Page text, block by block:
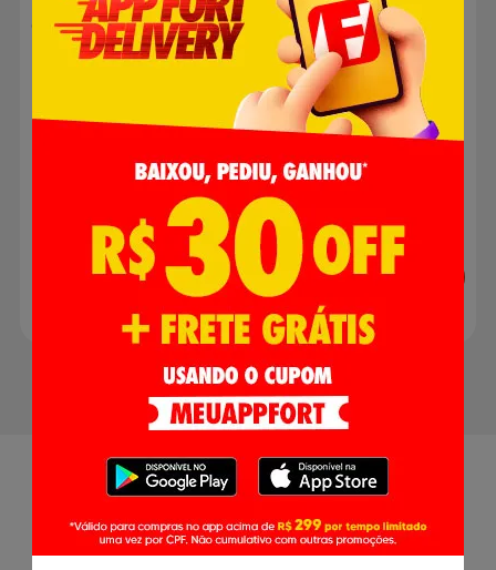
Côa Grande Reserva
Tinto 750ml
Adicionar
Bacon Calemba
Defumado 200g
R$ 15,89
Adicionar